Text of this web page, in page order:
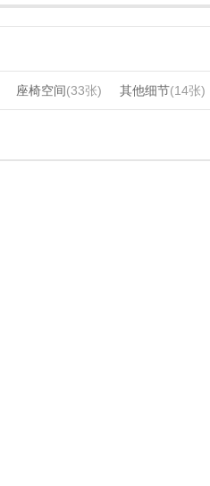
座椅空间(33张) 其他细节(14张)